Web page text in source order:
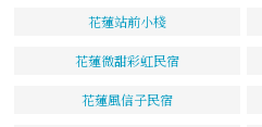
花蓮站前小棧
花蓮微甜彩虹民宿
花蓮風信子民宿